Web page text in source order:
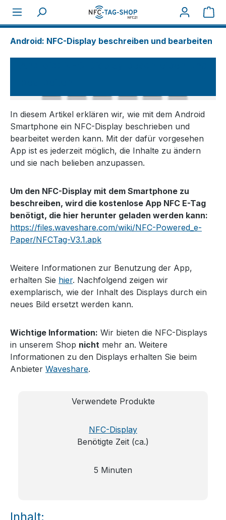
Über NFC
How tos
Android: NFC-Display beschreiben und bearbeiten
In diesem Artikel erklären wir, wie mit dem Android
Smartphone ein NFC-Display beschrieben und
bearbeitet werden kann. Mit der dafür vorgesehen
App ist es jederzeit möglich, die Inhalte zu ändern
und sie nach belieben anzupassen.
Um den NFC-Display mit dem Smartphone zu
beschreiben, wird die kostenlose App NFC E-Tag
benötigt, die hier herunter geladen werden kann:
https://files.waveshare.com/wiki/NFC-Powered_e-
Paper/NFCTag-V3.1.apk
Weitere Informationen zur Benutzung der App,
erhalten Sie hier. Nachfolgend zeigen wir
exemplarisch, wie der Inhalt des Displays durch ein
neues Bild ersetzt werden kann.
Wichtige Information: Wir bieten die NFC-Displays
in unserem Shop nicht mehr an. Weitere
Informationen zu den Displays erhalten Sie beim
Anbieter Waveshare.
Verwendete Produkte
NFC-Display
Benötigte Zeit (ca.)
5 Minuten
Inhalt: